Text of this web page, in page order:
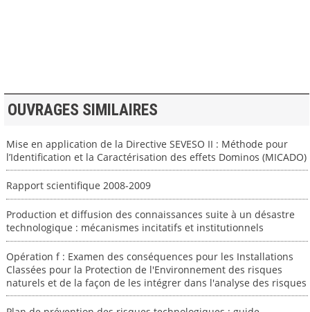
OUVRAGES SIMILAIRES
Mise en application de la Directive SEVESO II : Méthode pour
l’Identification et la Caractérisation des effets Dominos (MICADO)
Rapport scientifique 2008-2009
Production et diffusion des connaissances suite à un désastre
technologique : mécanismes incitatifs et institutionnels
Opération f : Examen des conséquences pour les Installations
Classées pour la Protection de l'Environnement des risques
naturels et de la façon de les intégrer dans l'analyse des risques